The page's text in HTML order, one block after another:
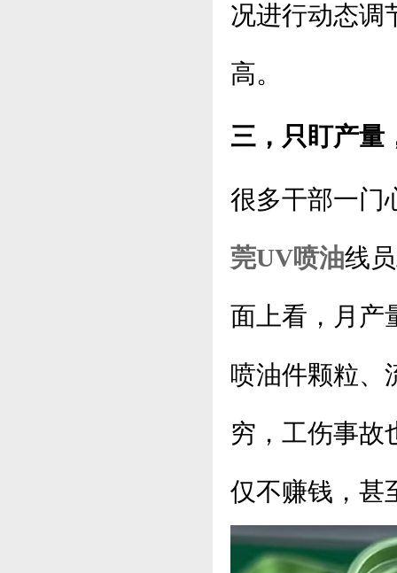
况进行动态调
高。
三，只盯产量
很多干部一门
莞UV喷油线
面上看，月产
喷油件颗粒、
穷，工伤事故
仅不赚钱，甚